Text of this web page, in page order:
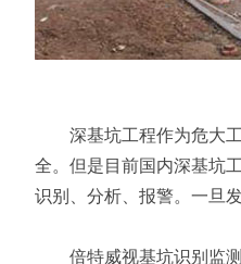
深基坑工程作为危大工
全。但是目前国内深基坑
识别、分析、报警。一旦
倍特威视基坑识别监测